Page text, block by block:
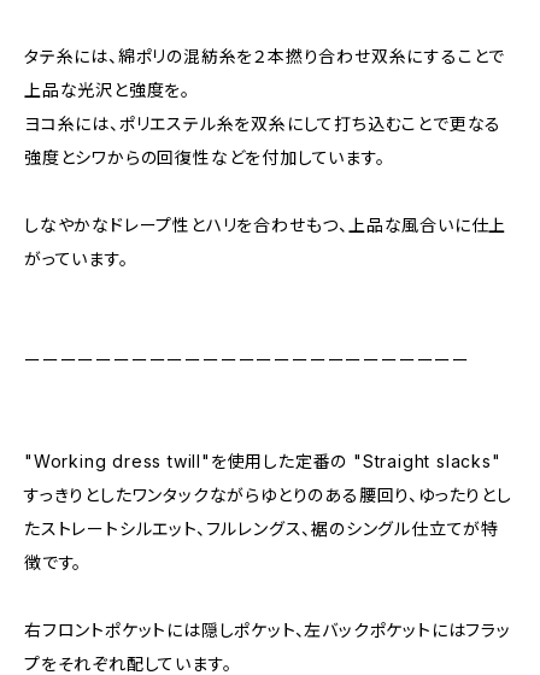
タテ糸には、綿ポリの混紡糸を２本撚り合わせ双糸にすることで
上品な光沢と強度を。
ヨコ糸には、ポリエステル糸を双糸にして打ち込むことで更なる
強度とシワからの回復性などを付加しています。
しなやかなドレープ性とハリを合わせもつ、上品な風合いに仕上
がっています。
ーーーーーーーーーーーーーーーーーーーーーーーーー
"Working dress twill"を使用した定番の "Straight slacks"
すっきりとしたワンタックながらゆとりのある腰回り、ゆったりとし
たストレートシルエット、フルレングス、裾のシングル仕立てが特
徴です。
右フロントポケットには隠しポケット、左バックポケットにはフラッ
プをそれぞれ配しています。